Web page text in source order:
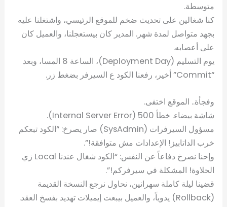
متوسطة.
كنا شغالين على تحديث ضخم للموقع الرئيسي، واشتغلنا عليه
بجهد متواصل لمدة شهر. المدير كان بيستعجلنا، والعميل كان
على أعصابه.
يوم التسليم (Deployment Day)، الساعة 8 المسا، وبعد
“Commit” أخير، رفعنا الكود ع السيرفر بضغط زر.
وفجأة.. الموقع اختفى.
شاشة بيضاء. خطأ 500 (Internal Server Error).
مسؤول السيرفرات (SysAdmin) صار يصرخ: “الكود تبعكم
خرب الداتابيز! الإعدادات مش متوافقة!”.
وإحنا نصرخ دفاعاً عن النفس: “الكود شغال عندنا Local زي
الحلاوة! المشكلة في سيرفركم!”.
قضينا ليلة كاملة سهرانين، نحاول نرجع النسخة القديمة
(Rollback) يدوياً، والعميل بيبعت إيميلات تهديد بفسخ العقد.